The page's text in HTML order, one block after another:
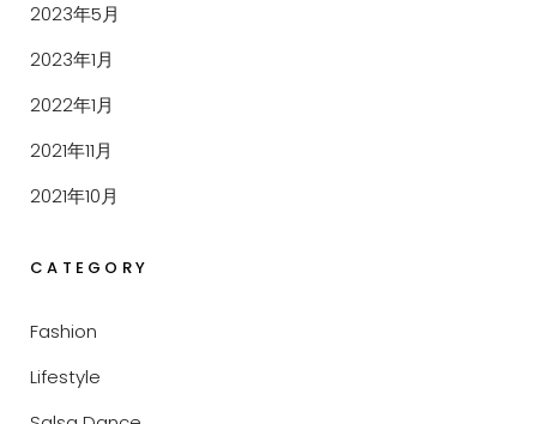
2023年5月
2023年1月
2022年1月
2021年11月
2021年10月
CATEGORY
Fashion
Lifestyle